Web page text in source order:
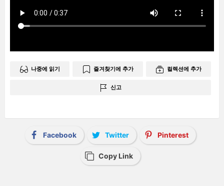
나중에 읽기 즐겨찾기에 추가 컬렉션에 추가
신고
Facebook Twitter Pinterest
Copy Link